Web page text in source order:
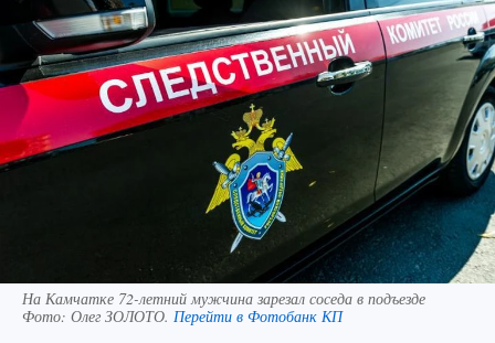
На Камчатке 72-летний мужчина зарезал соседа в подъезде
Фото: Олег ЗОЛОТО. Перейти в Фотобанк КП